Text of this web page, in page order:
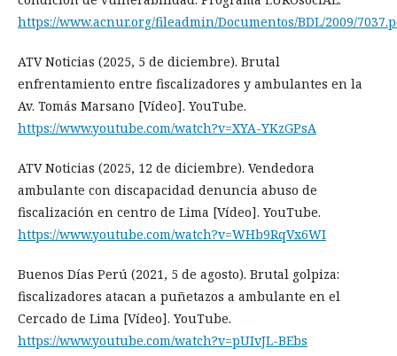
https://www.acnur.org/fileadmin/Documentos/BDL/2009/
ATV Noticias (2025, 5 de diciembre). Brutal
enfrentamiento entre fiscalizadores y ambulantes en la
Av. Tomás Marsano [Vídeo]. YouTube.
https://www.youtube.com/watch?v=XYA-YKzGPsA
ATV Noticias (2025, 12 de diciembre). Vendedora
ambulante con discapacidad denuncia abuso de
fiscalización en centro de Lima [Vídeo]. YouTube.
https://www.youtube.com/watch?v=WHb9RqVx6WI
Buenos Días Perú (2021, 5 de agosto). Brutal golpiza:
fiscalizadores atacan a puñetazos a ambulante en el
Cercado de Lima [Vídeo]. YouTube.
https://www.youtube.com/watch?v=pUIvJL-BEbs